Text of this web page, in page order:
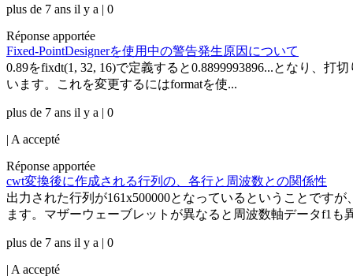
plus de 7 ans il y a | 0
Réponse apportée
Fixed-PointDesignerを使用中の警告発生原因について
0.89をfixdt(1, 32, 16)で定義すると0.8899993896...となり、
います。これを変更するにはformatを使...
plus de 7 ans il y a | 0
| A accepté
Réponse apportée
cwt変換後に作成される行列の、各行と周波数との関係性
出力された行列が161x500000となっているということです
ます。マザーウェーブレットが異なると周波数軸データf1も
plus de 7 ans il y a | 0
| A accepté